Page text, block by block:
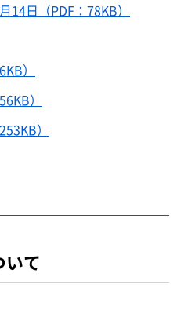
14日（PDF：78KB）
）
）
）
て